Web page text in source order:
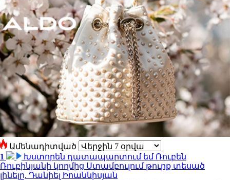
Ամենադիտված
1
Խստորեն դատապարտում եմ Ռուբեն
Ռուբինյանի կողմից Ստամբուլում թուրք տեսած
լինելը. Դանիել Իոաննիսյան